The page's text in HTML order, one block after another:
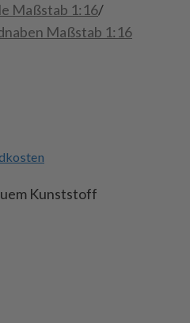
Maßstab 1:16/
Maßstab 1:16
Kunststoff